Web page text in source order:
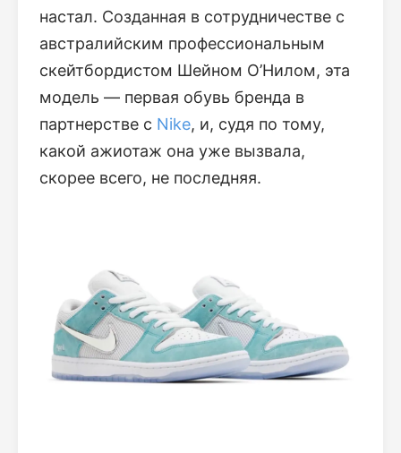
настал. Созданная в сотрудничестве с
австралийским профессиональным
скейтбордистом Шейном О’Нилом, эта
модель — первая обувь бренда в
партнерстве с Nike, и, судя по тому,
какой ажиотаж она уже вызвала,
скорее всего, не последняя.